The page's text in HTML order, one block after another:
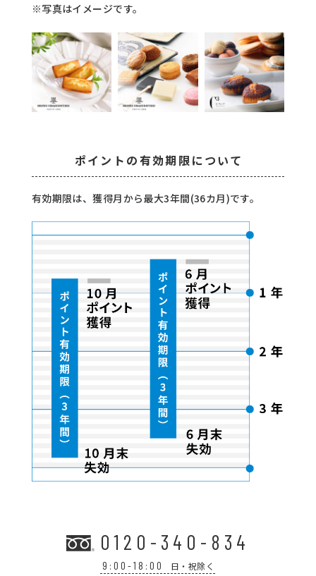
※写真はイメージです。
ポイントの有効期限について
有効期限は、獲得月から最大3年間(36カ月)です。
0120-340-834
9:00-18:00 日・祝除く